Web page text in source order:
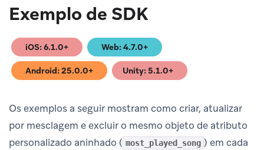
Exemplo de SDK
iOS: 6.1.0+
(opens in new tab) Web: 4.7.0+
(opens in new tab)
Android: 25.0.0+
(opens in new tab) Unity: 5.1.0+
(opens in new tab)
Os exemplos a seguir mostram como criar, atualizar
por mesclagem e excluir o mesmo objeto de atributo
personalizado aninhado ( most_played_song ) em cada